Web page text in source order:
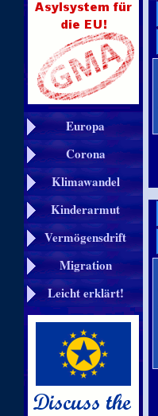
Europa
Corona
Klimawandel
Kinderarmut
Vermögensdrift
Migration
Leicht erklärt!